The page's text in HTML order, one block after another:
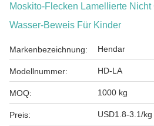
Moskito-Flecken Lamellierte
Wasser-Beweis Für Kinder
Markenbezeichnung: Hendar
Modellnummer: HD-LA
MOQ: 1000 kg
Preis: USD1.8-3.1/kg